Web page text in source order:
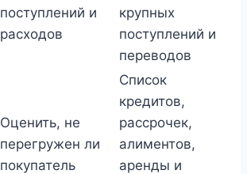
поступлений и
расходов
крупных
поступлений и
переводов
Оценить, не
перегружен ли
покупатель
Список
кредитов,
рассрочек,
алиментов,
аренды и